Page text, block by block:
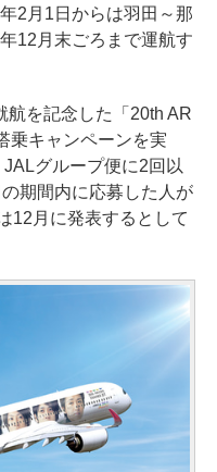
2月1日からは羽田～那
12月末ごろまで運航す
を記念した「20th AR
乗キャンペーンを実
グループ便に2回以
期間内に応募した人が
12月に発表するとして